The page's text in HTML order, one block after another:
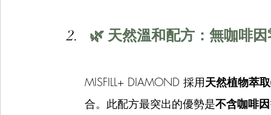
🌿 天然溫和配方：無咖啡
MISFILL+ DIAMOND 採用天然植物萃
合。此配方最突出的優勢是不含咖啡因